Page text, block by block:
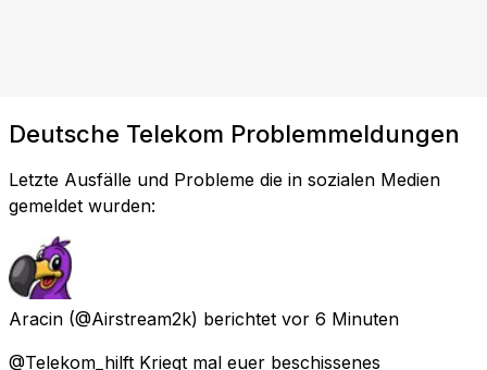
Deutsche Telekom Problemmeldungen
Letzte Ausfälle und Probleme die in sozialen Medien
gemeldet wurden:
Aracin (@Airstream2k) berichtet vor 6 Minuten
@Telekom_hilft Kriegt mal euer beschissenes